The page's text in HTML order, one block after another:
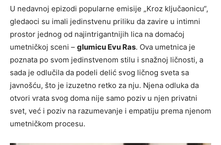
U nedavnoj epizodi popularne emisije „Kroz ključaonicu“,
gledaoci su imali jedinstvenu priliku da zavire u intimni
prostor jednog od najintrigantnijih lica na domaćoj
umetničkoj sceni – glumicu Evu Ras. Ova umetnica je
poznata po svom jedinstvenom stilu i snažnoj ličnosti, a
sada je odlučila da podeli delić svog ličnog sveta sa
javnošću, što je izuzetno retko za nju. Njena odluka da
otvori vrata svog doma nije samo poziv u njen privatni
svet, već i poziv na razumevanje i empatiju prema njenom
umetničkom procesu.